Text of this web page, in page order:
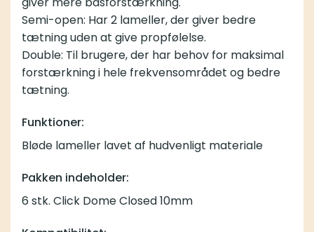
Semi-open: Har 2 lameller, der giver bedre
tætning uden at give propfølelse.
Double: Til brugere, der har behov for maksimal
forstærkning i hele frekvensområdet og bedre
tætning.
Funktioner:
Bløde lameller lavet af hudvenligt materiale
Pakken indeholder:
6 stk. Click Dome Closed 10mm